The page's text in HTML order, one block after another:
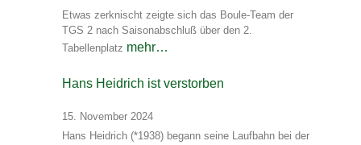
Etwas zerknischt zeigte sich das Boule-Team der
TGS 2 nach Saisonabschluß über den 2.
Tabellenplatz mehr…
Hans Heidrich ist verstorben
15. November 2024
Hans Heidrich (*1938) begann seine Laufbahn bei der